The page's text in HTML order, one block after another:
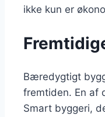
ikke kun er
Bæredygtigt
fremtiden. En af
Smart byggeri,